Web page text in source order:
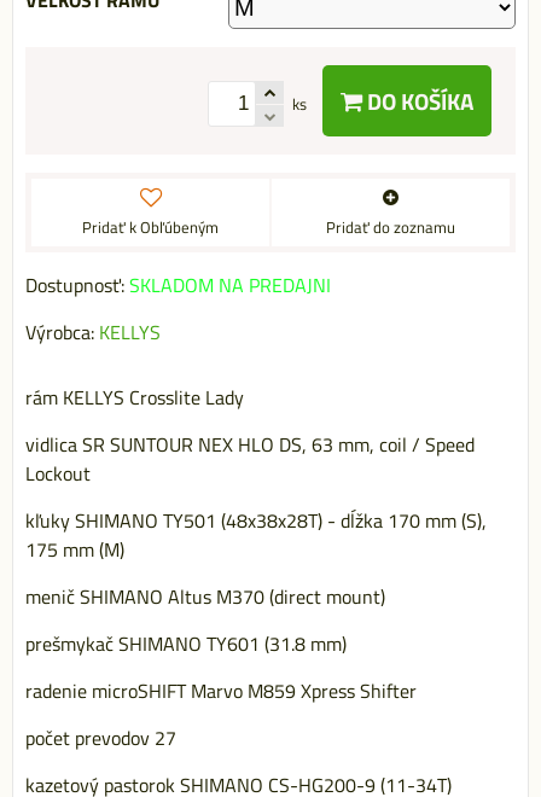
ks DO KOŠÍKA
Pridať k Obľúbeným Pridať do zoznamu
Dostupnosť:SKLADOM NA PREDAJNI
Výrobca: KELLYS
rám KELLYS Crosslite Lady
vidlica SR SUNTOUR NEX HLO DS, 63 mm, coil / Speed
Lockout
kľuky SHIMANO TY501 (48x38x28T) - dĺžka 170 mm (S),
175 mm (M)
menič SHIMANO Altus M370 (direct mount)
prešmykač SHIMANO TY601 (31.8 mm)
radenie microSHIFT Marvo M859 Xpress Shifter
počet prevodov 27
kazetový pastorok SHIMANO CS-HG200-9 (11-34T)